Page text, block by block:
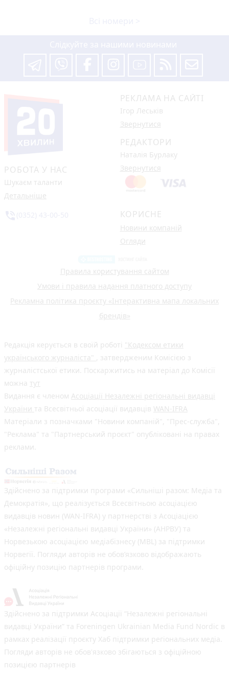
РОБОТА У НАС
Шукаєм таланти
Детальніше
РЕКЛАМА НА САЙТІ
Ігор Леськів
Звернутися
РЕДАКТОРИ
Наталія Бурлаку
Звернутися
КОРИСНЕ
Новини компаній
Огляди
Правила користування сайтом
Умови і правила надання платного доступу
Рекламна політика проєкту «Інтерактивна мапа локальних
брендів»
Редакція керується в своїй роботі "Кодексом етики
українського журналіста" , затвердженим Комісією з
журналістської етики. Поскаржитись на матеріал до Комісії
можна тут
Видання є членом Асоціації Незалежні регіональні видавці
України та Всесвітньої асоціації видавців WAN-IFRA
Матеріали з позначками "Новини компаній", "Прес-служба",
"Реклама" та "Партнерський проєкт" опубліковані на правах
реклами.
Здійснено за підтримки програми «Сильніші разом: Медіа та
Демократія», що реалізується Всесвітньою асоціацією
видавців новин (WAN-IFRA) у партнерстві з Асоціацією
«Незалежні регіональні видавці України» (АНРВУ) та
Норвезькою асоціацією медіабізнесу (MBL) за підтримки
Норвегії. Погляди авторів не обов’язково відображають
офіційну позицію партнерів програми.
Здійснено за підтримки Асоціації “Незалежні регіональні
видавці України” та Foreningen Ukrainian Media Fund Nordic в
рамках реалізації проєкту Хаб підтримки регіональних медіа.
Погляди авторів не обов'язково збігаються з офіційною
позицією партнерів